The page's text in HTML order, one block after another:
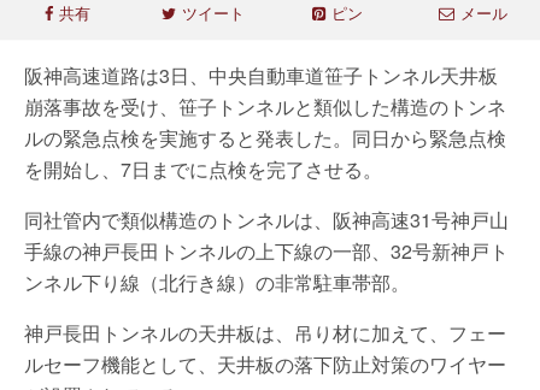
共有 ツイート ピン メール
阪神高速道路は3日、中央自動車道笹子トンネル天井板
崩落事故を受け、笹子トンネルと類似した構造のトンネ
ルの緊急点検を実施すると発表した。同日から緊急点検
を開始し、7日までに点検を完了させる。
同社管内で類似構造のトンネルは、阪神高速31号神戸山
手線の神戸長田トンネルの上下線の一部、32号新神戸ト
ンネル下り線（北行き線）の非常駐車帯部。
神戸長田トンネルの天井板は、吊り材に加えて、フェー
ルセーフ機能として、天井板の落下防止対策のワイヤー